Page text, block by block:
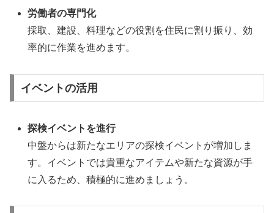
労働者の専門化
採取、建設、料理などの役割を住民に割り振り、効
率的に作業を進めます。
イベントの活用
探検イベントを進行
中盤からは新たなエリアの探検イベントが増加しま
す。イベントでは貴重なアイテムや新たな資源が手
に入るため、積極的に進めましょう。